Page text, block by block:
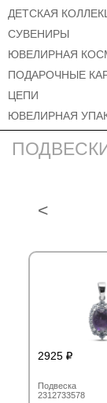
ДЕТСКАЯ
СУВЕНИРЫ
ЮВЕЛИРНАЯ
ПОДАРОЧНЫЕ
ЦЕПИ
ЮВЕЛИРНАЯ
<
2925
Подвеска
2312733578